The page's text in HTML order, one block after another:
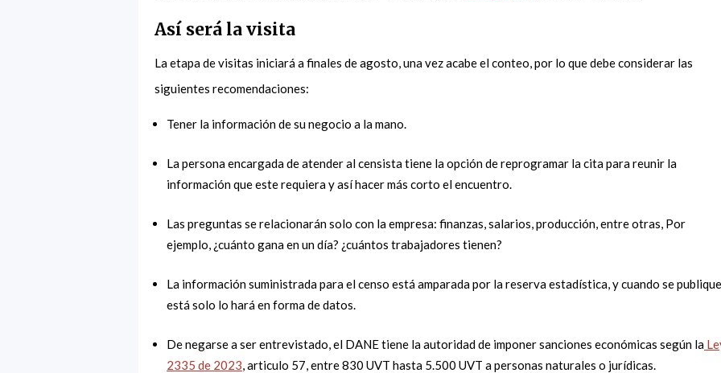
Así será la visita
La etapa de visitas iniciará a finales de agosto, una vez acabe el conteo, por lo que debe considerar las
siguientes recomendaciones:
Tener la información de su negocio a la mano.
La persona encargada de atender al censista tiene la opción de reprogramar la cita para reunir la
información que este requiera y así hacer más corto el encuentro.
Las preguntas se relacionarán solo con la empresa: finanzas, salarios, producción, entre otras, Por
ejemplo, ¿cuánto gana en un día? ¿cuántos trabajadores tienen?
La información suministrada para el censo está amparada por la reserva estadística, y cuando se publique
está solo lo hará en forma de datos.
De negarse a ser entrevistado, el DANE tiene la autoridad de imponer sanciones económicas según la
2335 de 2023 , articulo 57, entre 830 UVT hasta 5.500 UVT a personas naturales o jurídicas.